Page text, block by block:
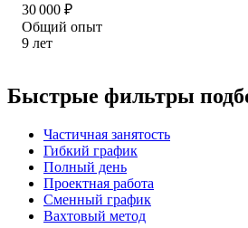
30 000 ₽
Общий опыт
9 лет
Быстрые фильтры
Частичная занятость
Гибкий график
Полный день
Проектная работа
Сменный график
Вахтовый метод